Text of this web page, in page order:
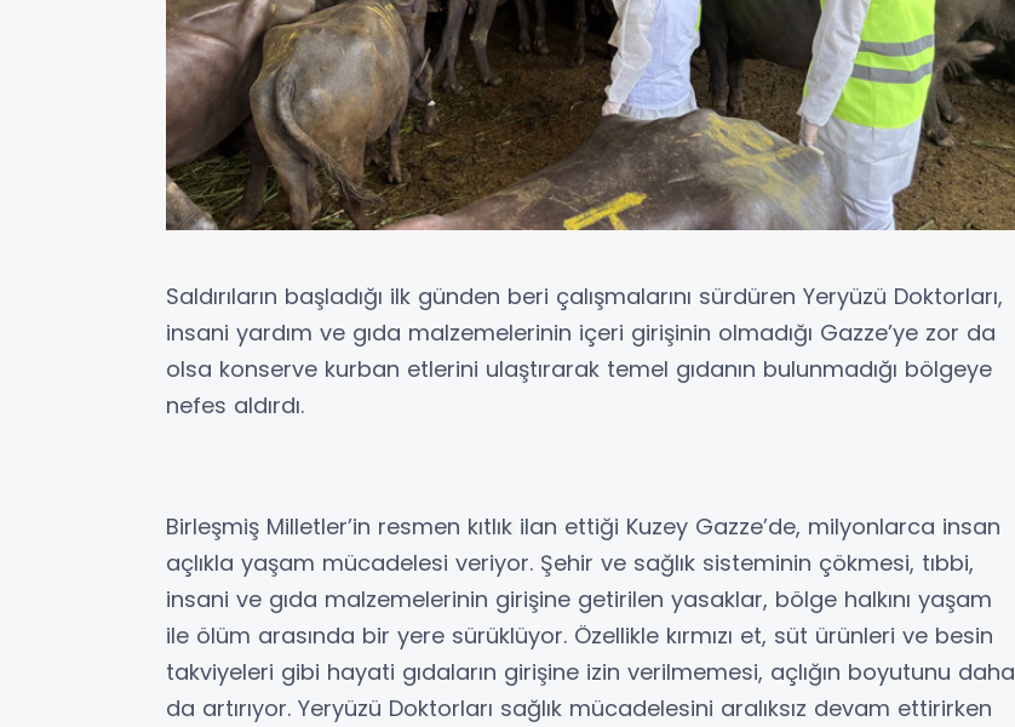
Saldırıların başladığı ilk günden beri çalışmalarını sürdüren Yeryüzü Doktorları,
insani yardım ve gıda malzemelerinin içeri girişinin olmadığı Gazze’ye zor da
olsa konserve kurban etlerini ulaştırarak temel gıdanın bulunmadığı bölgeye
nefes aldırdı.
Birleşmiş Milletler’in resmen kıtlık ilan ettiği Kuzey Gazze’de, milyonlarca insan
açlıkla yaşam mücadelesi veriyor. Şehir ve sağlık sisteminin çökmesi, tıbbi,
insani ve gıda malzemelerinin girişine getirilen yasaklar, bölge halkını yaşam
ile ölüm arasında bir yere sürüklüyor. Özellikle kırmızı et, süt ürünleri ve besin
takviyeleri gibi hayati gıdaların girişine izin verilmemesi, açlığın boyutunu daha
da artırıyor. Yeryüzü Doktorları sağlık mücadelesini aralıksız devam ettirirken